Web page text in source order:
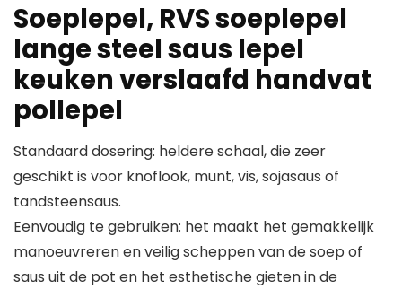
Soeplepel, RVS soeplepel
lange steel saus lepel
keuken verslaafd handvat
pollepel
Standaard dosering: heldere schaal, die zeer
geschikt is voor knoflook, munt, vis, sojasaus of
tandsteensaus.
Eenvoudig te gebruiken: het maakt het gemakkelijk
manoeuvreren en veilig scheppen van de soep of
saus uit de pot en het esthetische gieten in de